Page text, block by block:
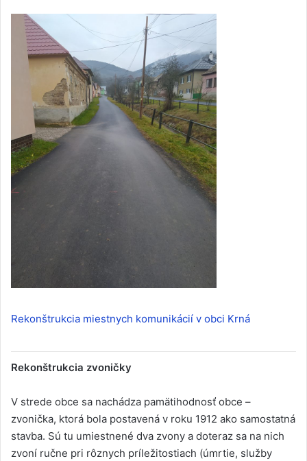
Rekonštrukcia miestnych komunikácií v obci Krná
Rekonštrukcia zvoničky
V strede obce sa nachádza pamätihodnosť obce –
zvonička, ktorá bola postavená v roku 1912 ako samostatná
stavba. Sú tu umiestnené dva zvony a doteraz sa na nich
zvoní ručne pri rôznych príležitostiach (úmrtie, služby